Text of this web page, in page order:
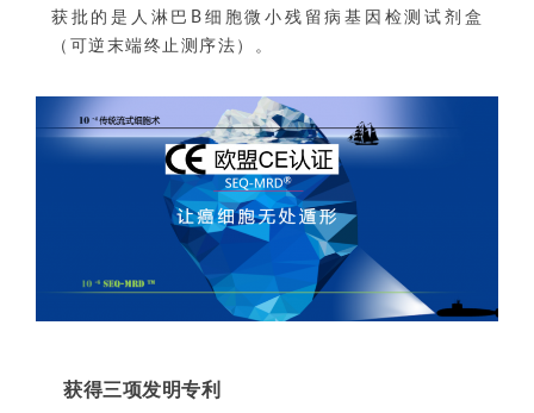
获批的是人淋巴B细胞微小残留病基因检测试剂盒
（可逆末端终止测序法）。
获得三项发明专利